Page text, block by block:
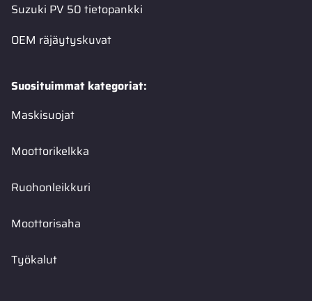
Suzuki PV 50 tietopankki
OEM räjäytyskuvat
Suosituimmat kategoriat:
Maskisuojat
Moottorikelkka
Ruohonleikkuri
Moottorisaha
Työkalut